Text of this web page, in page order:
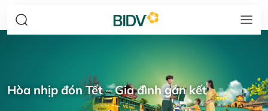
Hòa nhịp đón Tết – Gia đình gắn kết